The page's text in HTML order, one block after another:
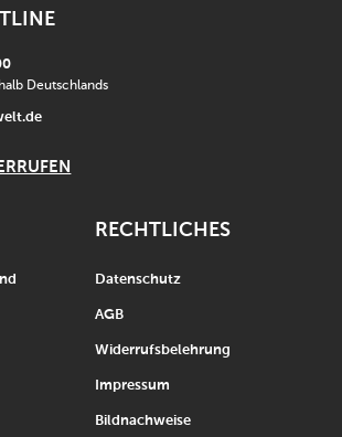
Deutschlands
RECHTLICHES
Datenschutz
AGB
Widerrufsbelehrung
Impressum
Bildnachweise